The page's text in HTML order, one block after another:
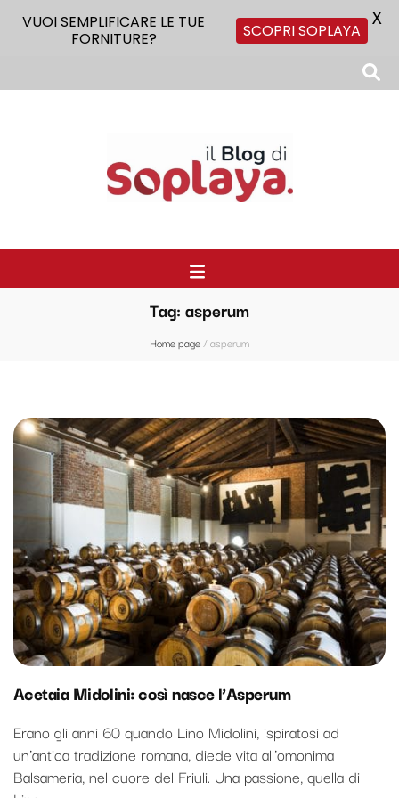
Tag: asperum
Home page/asperum
Acetaia Midolini: così nasce l’Asperum
Erano gli anni 60 quando Lino Midolini, ispiratosi ad
un’antica tradizione romana, diede vita all’omonima
Balsameria, nel cuore del Friuli. Una passione, quella di
VUOI SEMPLIFICARE LE TUE
FORNITURE?
SCOPRI SOPLAYA X